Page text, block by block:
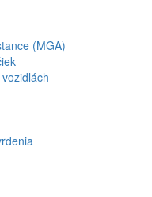
(MGA)